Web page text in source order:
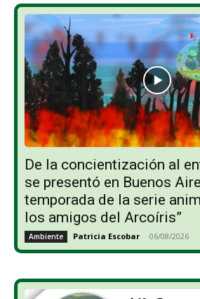
De la concientización al
se presentó en Buenos
temporada de la serie
los amigos del Arcoíris”
Ambiente Patricia Escobar - 06/08/2026